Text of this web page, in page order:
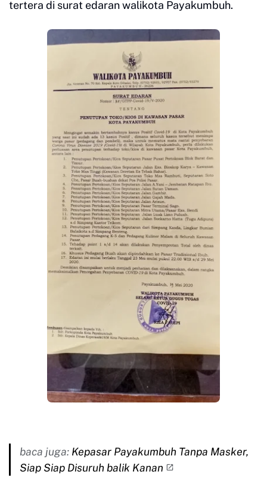
tertera di surat edaran walikota Payakumbuh.
baca juga: Kepasar Payakumbuh Tanpa Masker,
Siap Siap Disuruh balik Kanan